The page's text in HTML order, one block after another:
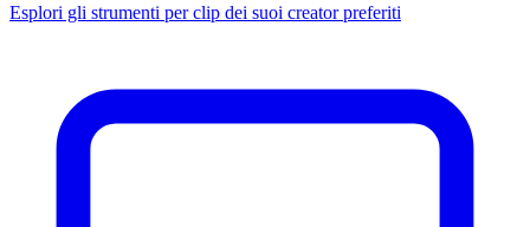
Esplori gli strumenti per clip dei suoi creator preferiti